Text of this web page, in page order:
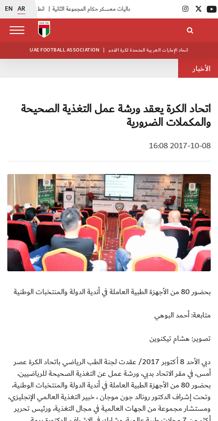
EN AR انطلاق منافسات بطولة النخبة لحرس الرئاسة |
UAE FOOTBALL ASSOCIATION | اتحاد الإمارات العربية المتحدة لكرة القدم
الأخبار
اتحاد الكرة يعقد ورشة عمل التغذية الصحيحة
والمكملات الضرورية
2017-10-08 16:08
بحضور 80 من الأجهزة الطبية العاملة في أندية الدولة والمنتخبات الوطنية
متابعة: أحمد البوهي
تصوير: هشام تيكنوين
دبي الأحد 8 أكتوبر 2017/ عقدت لجنة الطب الرياضي باتحاد الكرة عصر
أمس، في مقر الاتحاد بدبي، ورشة عمل عن التغذية الصحيحة للرياضيين،
بحضور 80 من الأجهزة الطبية العاملة في أندية الدولة والمنتخبات الوطنية،
وتحت إشراف الدكتور رونالد جون موجان ، خبير التغذية العالمي الإنجليزي،
ومستشار مجموعة من الجهات العالمية في مجال التغذية، ورئيس تحرير